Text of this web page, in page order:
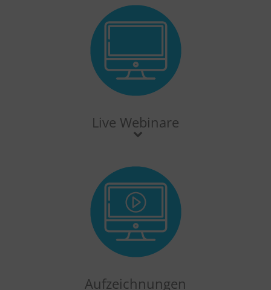
Live Webinare
Aufzeichnungen